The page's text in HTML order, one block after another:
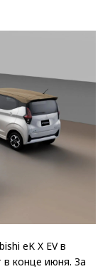
eK X EV в
конце июня. За